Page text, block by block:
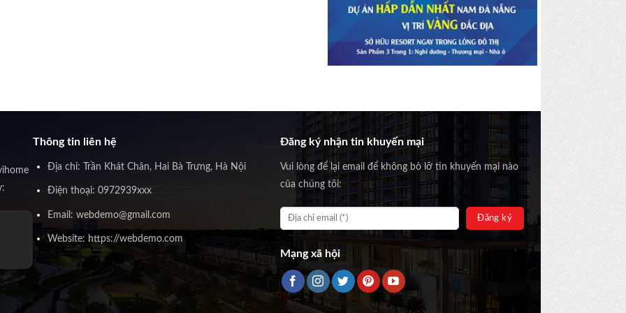
Thông tin liên hệ
Địa chỉ: Trần Khát Chân, Hai Bà Trưng, Hà Nội
Điện thoại: 0972939xxx
Email: webdemo@gmail.com
Website: https://webdemo.com
Đăng ký nhận tin khuyến mại
Vui lòng để lại email để không bỏ lỡ tin khuyến mại nào
của chúng tôi:
Mạng xã hội